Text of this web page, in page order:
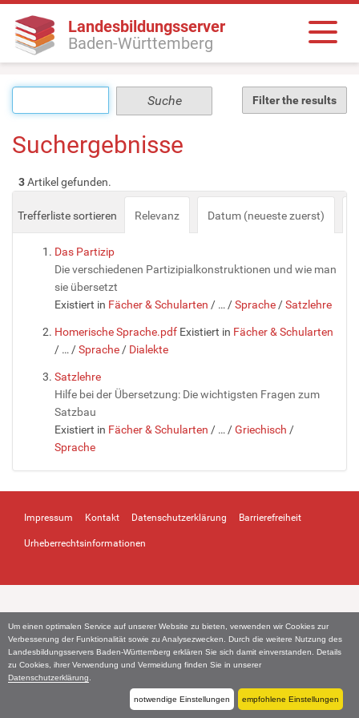
Um einen optimalen Service auf unserer Website zu bieten, verwenden wir Cookies zur
Verbesserung der Funktionalität sowie zu Analysezwecken. Durch die weitere Nutzung des
Landesbildungsservers Baden-Württemberg erklären Sie sich damit einverstanden. Details
zu Cookies, ihrer Verwendung und Vermeidung finden Sie in unserer
Datenschutzerklärung
notwendige Einstellungen empfohlene Einstellungen
Landesbildungsserver
Baden-Württemberg
Filter the results
Suchergebnisse
3Artikel gefunden.
Trefferliste sortieren Relevanz Datum (neueste zuerst)
Das Partizip
Die verschiedenen Partizipialkonstruktionen und wie man
sie übersetzt
Existiert in Fächer & Schularten / … /Sprache /Satzlehre
Homerische Sprache.pdf Existiert in Fächer & Schularten
/ … /Sprache / Dialekte
Satzlehre
Hilfe bei der Übersetzung: Die wichtigsten Fragen zum
Satzbau
Existiert in Fächer & Schularten / … /Griechisch /
Sprache
Impressum Kontakt Datenschutzerklärung Barrierefreiheit
Urheberrechtsinformationen